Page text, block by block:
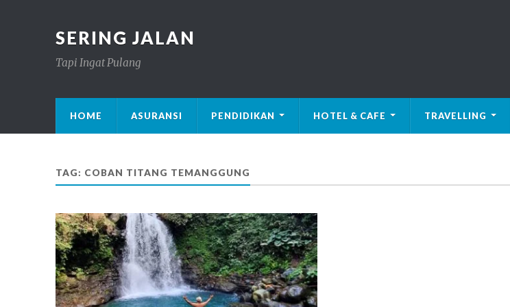
SERING JALAN
Tapi Ingat Pulang
HOME ASURANSI PENDIDIKAN HOTEL & CAFE TRAVELLING
TAG: COBAN TITANG TEMANGGUNG